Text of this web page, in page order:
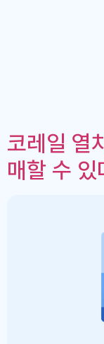
코레일 열
매할 수 있